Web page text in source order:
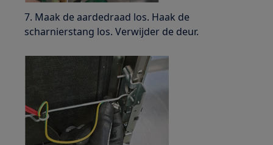
7. Maak de aardedraad los. Haak de
scharnierstang los. Verwijder de deur.